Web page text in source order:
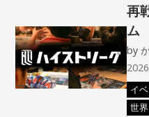
再
ム
by
イ
世